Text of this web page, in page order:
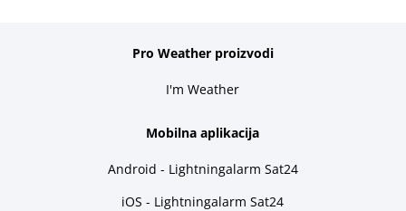
Pro Weather proizvodi
I'm Weather
Mobilna aplikacija
Android - Lightningalarm Sat24
iOS - Lightningalarm Sat24